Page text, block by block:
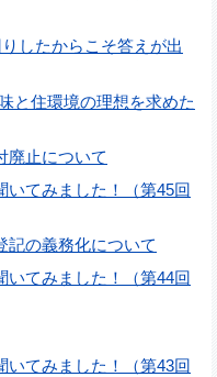
したからこそ答えが出
と住環境の理想を求めた
廃止について
いてみました！（第45回
記の義務化について
いてみました！（第44回
いてみました！（第43回